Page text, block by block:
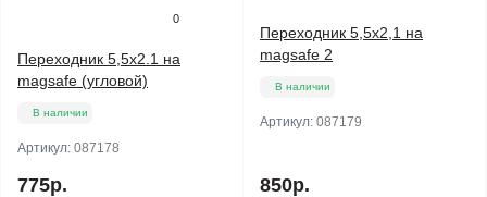
0
Переходник 5,5x2.1 на
magsafe (угловой)
В наличии
Артикул: 087178
775р.
Переходник 5,5х2,1 на
magsafe 2
В наличии
Артикул: 087179
850р.